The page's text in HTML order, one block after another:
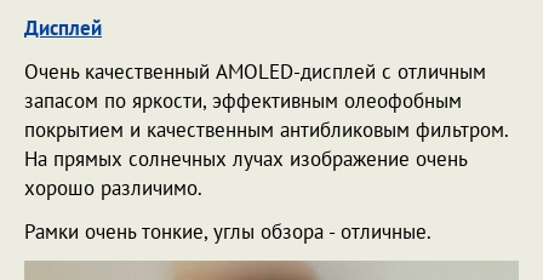
Дисплей
Очень качественный AMOLED-дисплей с отличным
запасом по яркости, эффективным олеофобным
покрытием и качественным антибликовым фильтром.
На прямых солнечных лучах изображение очень
хорошо различимо.
Рамки очень тонкие, углы обзора - отличные.